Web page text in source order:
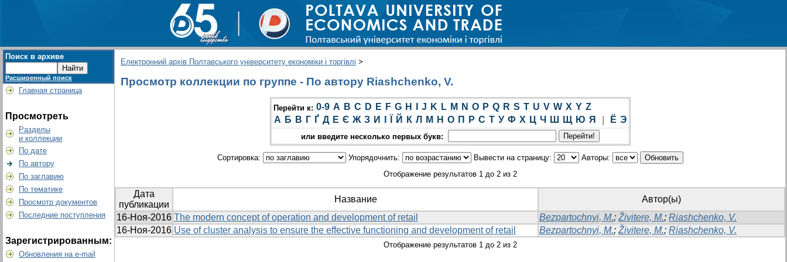
Поиск в архиве
Расширенный поиск
Главная страница
Просмотреть
Разделы
и коллекции
По дате
По автору
По заглавию
По тематике
Просмотр документов
Последние поступления
Зарегистрированным:
Обновления на e-mail
Електронний архів Полтавського університету економіки і торгівлі >
Просмотр коллекции по группе - По автору Riashchenko, V.
Перейти к: 0-9 A B C D E F G H J K L M N O P Q R S T U V W X Y Z
А Б В Г Ґ Д Е Є Ж З И Й К Л М Н О П Р С Т У Ф Х Ц Ч Ш Щ Ю Я Ё Э
или введите несколько первых букв:
Сортировка: Упорядочнить: Вывести на страницу:
Авторы:
Отображение результатов 1 до 2 из 2
Дата
публикации
Название
Автор(ы)
16-Ноя-2016 The modern concept of operation and development of retail Bezpartochnyi, M.; Živitere, M.; Riashchenko, V.
16-Ноя-2016 Use of cluster analysis to ensure the effective functioning and development of retail Bezpartochnyi, M.; Živitere, M.; Riashchenko, V.
Отображение результатов 1 до 2 из 2